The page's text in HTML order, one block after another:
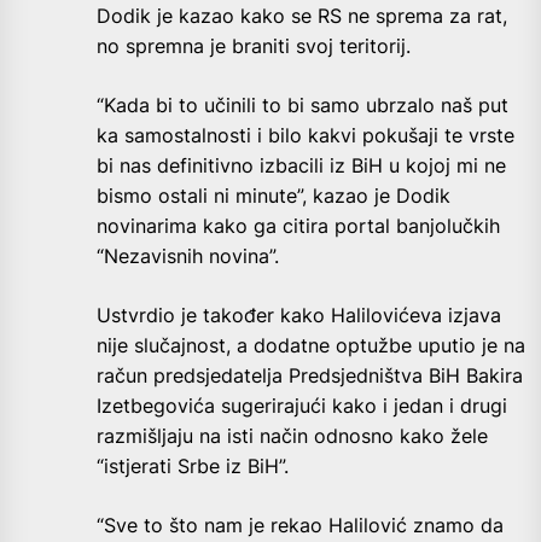
Dodik je kazao kako se RS ne sprema za rat,
no spremna je braniti svoj teritorij.
“Kada bi to učinili to bi samo ubrzalo naš put
ka samostalnosti i bilo kakvi pokušaji te vrste
bi nas definitivno izbacili iz BiH u kojoj mi ne
bismo ostali ni minute”, kazao je Dodik
novinarima kako ga citira portal banjolučkih
“Nezavisnih novina”.
Ustvrdio je također kako Halilovićeva izjava
nije slučajnost, a dodatne optužbe uputio je na
račun predsjedatelja Predsjedništva BiH Bakira
Izetbegovića sugerirajući kako i jedan i drugi
razmišljaju na isti način odnosno kako žele
“istjerati Srbe iz BiH”.
“Sve to što nam je rekao Halilović znamo da